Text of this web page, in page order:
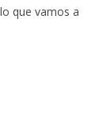
que vamos a